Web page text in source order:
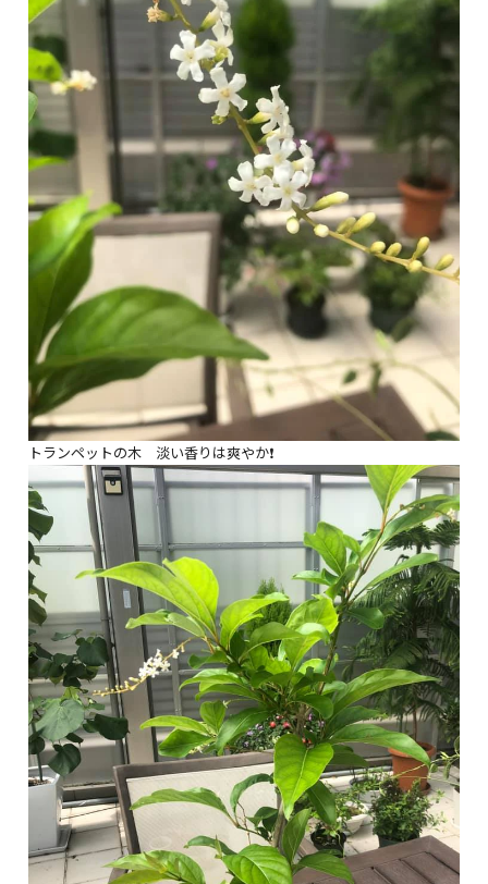
トランペットの木 淡い香りは爽やか❗️